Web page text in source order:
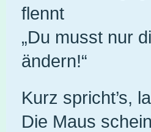
flennt
„Du musst nur
ändern!“
Kurz spricht’s,
Die Maus